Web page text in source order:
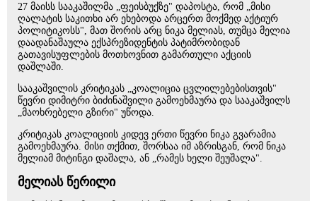
27 მაისს სააკაშილმა „ფეისბუქზე" დაპოსტა, რომ „მისი
ღალატის საკითხი არ ეხებოდა არცერთ მოქმედ აქტიურ
პოლიტიკოსს", მათ შორის არც ნიკა მელიას, თუმცა მელია
დაადანაშაულა ექსპრეზიდენტის პატიმრობიდან
გათავისუფლების მოთხოვნით გამართული აქციის
დაშლაში.
სააკაშვილის კრიტიკას „კოალიცია ცვლილებებისთვის"
წევრი დიმიტრი ბიძინაშვილი გამოეხმაურა და სააკაშვილს
„მაოხრებელი გზირი" უწოდა.
კრიტიკას კოალიციის კიდევ ერთი წევრი ნიკა გვარამია
გამოეხმაურა. მისი თქმით, შორსაა იმ აზრისგან, რომ ნიკა
მელიამ მიტინგი დაშალა, ან „რამეს ხელი შეუშალა".
მელიას წერილი